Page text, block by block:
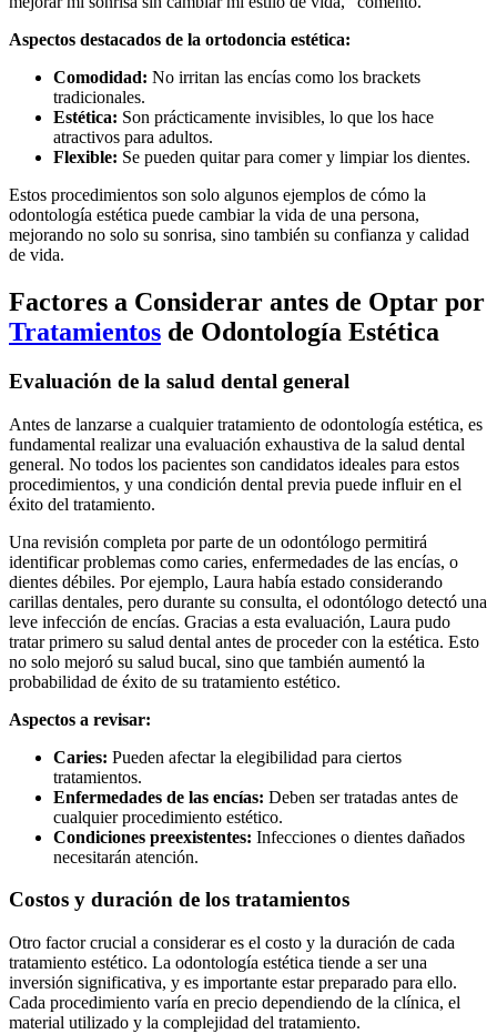
Aspectos destacados de la ortodoncia estética:
Comodidad: No irritan las encías como los brackets
tradicionales.
Estética: Son prácticamente invisibles, lo que los hace
atractivos para adultos.
Flexible: Se pueden quitar para comer y limpiar los dientes.
Estos procedimientos son solo algunos ejemplos de cómo la
odontología estética puede cambiar la vida de una persona,
mejorando no solo su sonrisa, sino también su confianza y calidad
de vida.
Factores a Considerar antes de Optar por
Tratamientos de Odontología Estética
Evaluación de la salud dental general
Antes de lanzarse a cualquier tratamiento de odontología estética, es
fundamental realizar una evaluación exhaustiva de la salud dental
general. No todos los pacientes son candidatos ideales para estos
procedimientos, y una condición dental previa puede influir en el
éxito del tratamiento.
Una revisión completa por parte de un odontólogo permitirá
identificar problemas como caries, enfermedades de las encías, o
dientes débiles. Por ejemplo, Laura había estado considerando
carillas dentales, pero durante su consulta, el odontólogo detectó una
leve infección de encías. Gracias a esta evaluación, Laura pudo
tratar primero su salud dental antes de proceder con la estética. Esto
no solo mejoró su salud bucal, sino que también aumentó la
probabilidad de éxito de su tratamiento estético.
Aspectos a revisar:
Caries: Pueden afectar la elegibilidad para ciertos
tratamientos.
Enfermedades de las encías: Deben ser tratadas antes de
cualquier procedimiento estético.
Condiciones preexistentes: Infecciones o dientes dañados
necesitarán atención.
Costos y duración de los tratamientos
Otro factor crucial a considerar es el costo y la duración de cada
tratamiento estético. La odontología estética tiende a ser una
inversión significativa, y es importante estar preparado para ello.
Cada procedimiento varía en precio dependiendo de la clínica, el
material utilizado y la complejidad del tratamiento.